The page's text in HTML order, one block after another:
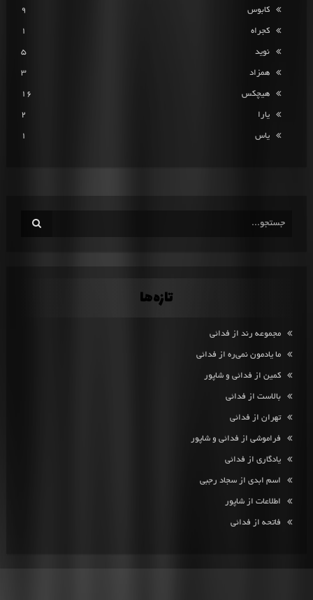
کابوس 9
کجراه 1
نوید 5
همزاد 3
هیچکس 16
یارا 2
یاس 1
تازه‌ها
مجموعه رند از فدائی
ما یادمون نمی‌ره از فدائی
کمین از فدائی و شاپور
بالاست از فدائی
تهران از فدائی
فراموشی از فدائی و شاپور
یادگاری از فدائی
اسم ابدی از سجاد رجبی
اطلاعات از شاپور
فاتحه از فدائی